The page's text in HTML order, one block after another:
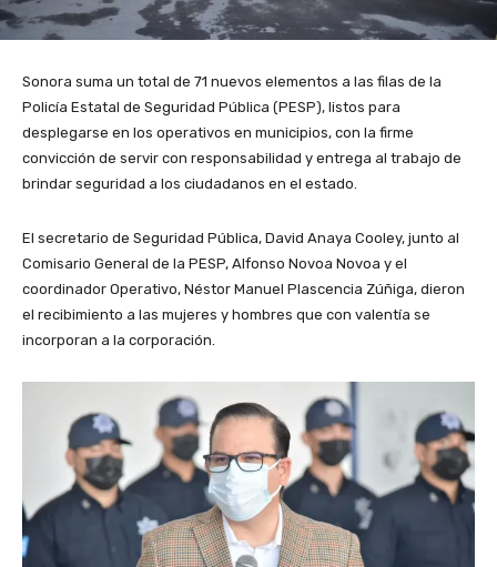
Sonora suma un total de 71 nuevos elementos a las filas de la
Policía Estatal de Seguridad Pública (PESP), listos para
desplegarse en los operativos en municipios, con la firme
convicción de servir con responsabilidad y entrega al trabajo de
brindar seguridad a los ciudadanos en el estado.
El secretario de Seguridad Pública, David Anaya Cooley, junto al
Comisario General de la PESP, Alfonso Novoa Novoa y el
coordinador Operativo, Néstor Manuel Plascencia Zúñiga, dieron
el recibimiento a las mujeres y hombres que con valentía se
incorporan a la corporación.